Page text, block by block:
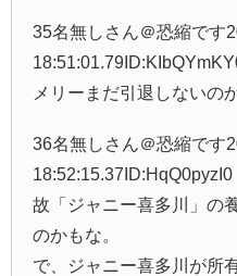
35名無しさん＠恐縮です
メリーまだ引退しないの
36名無しさん＠恐縮です
18:52:15.37ID:HqQ0pyzI0
故「ジャニー喜多川」の
のかもな。
で、ジャニー喜多川が所